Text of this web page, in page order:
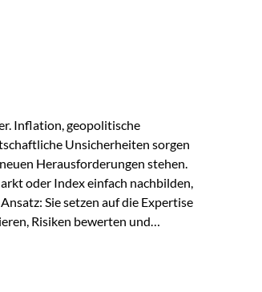
Inflation, geopolitische
Unsicherheiten sorgen
Herausforderungen stehen.
oder Index einfach nachbilden,
Sie setzen auf die Expertise
Risiken bewerten und
entscheidenden Mehrwert